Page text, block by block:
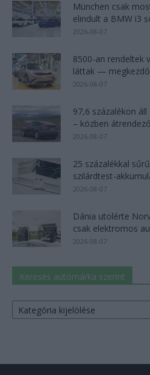
München csak
elindult a BMW i3
2026-08-07
8500-an rendeltek
láttak —
2026-08-07
97,6 százalékon
– közben
2026-08-07
25 százalékkal
szilárdtest-
2026-08-07
Dánia utolérte
csak elektromos
2026-08-07
Keresés autómárka szerint
Keresés
autómárka